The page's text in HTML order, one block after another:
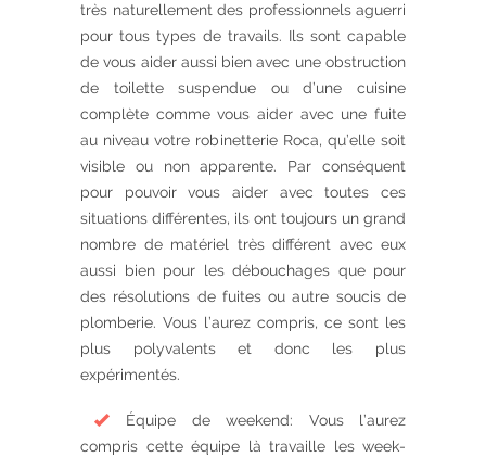
très naturellement des professionnels aguerri
pour tous types de travails. Ils sont capable
de vous aider aussi bien avec une obstruction
de toilette suspendue ou d’une cuisine
complète comme vous aider avec une fuite
au niveau votre robinetterie Roca, qu’elle soit
visible ou non apparente. Par conséquent
pour pouvoir vous aider avec toutes ces
situations différentes, ils ont toujours un grand
nombre de matériel très différent avec eux
aussi bien pour les débouchages que pour
des résolutions de fuites ou autre soucis de
plomberie. Vous l’aurez compris, ce sont les
plus polyvalents et donc les plus
expérimentés.
Équipe de weekend: Vous l’aurez
compris cette équipe là travaille les week-